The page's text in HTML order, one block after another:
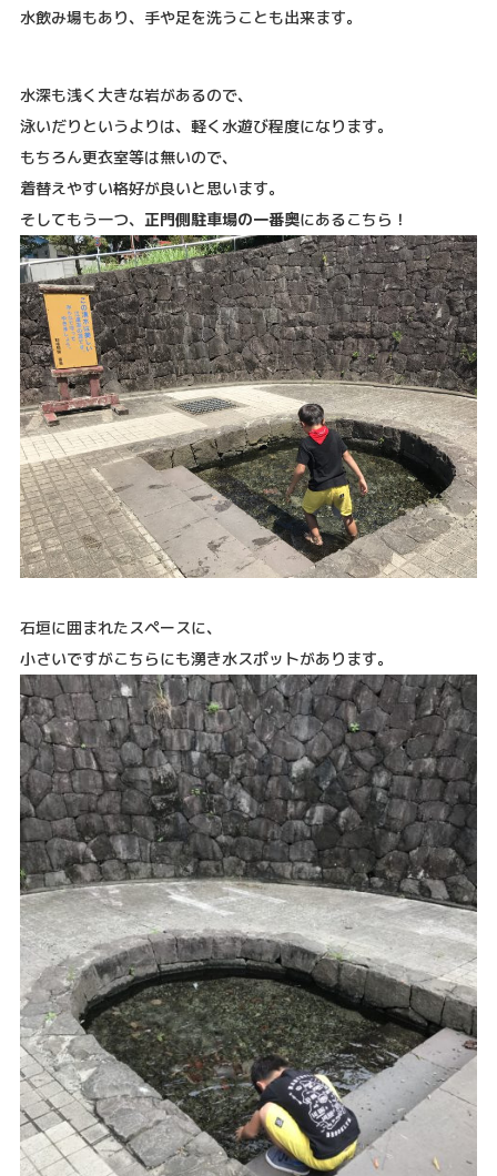
水飲み場もあり、手や足を洗うことも出来ます。
水深も浅く大きな岩があるので、
泳いだりというよりは、軽く水遊び程度になります。
もちろん更衣室等は無いので、
着替えやすい格好が良いと思います。
そしてもう一つ、 正門側駐車場の一番奥にあるこちら！
石垣に囲まれたスペースに、
小さいですがこちらにも湧き水スポットがあります。